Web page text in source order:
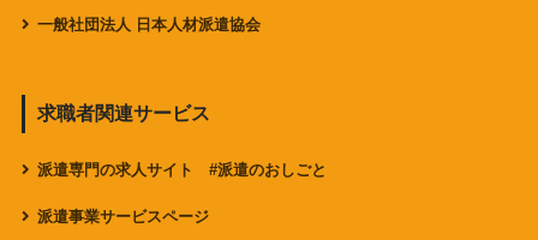
一般社団法人 日本人材派遣協会
求職者関連サービス
派遣専門の求人サイト #派遣のおしごと
派遣事業サービスページ